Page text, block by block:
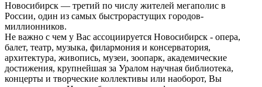
Новосибирск — третий по числу жителей мегаполис в
России, один из самых быстрорастущих городов-
миллионников.
Не важно с чем у Вас ассоциируется Новосибирск - опера,
балет, театр, музыка, филармония и консерватория,
архитектура, живопись, музеи, зоопарк, академические
достижения, крупнейшая за Уралом научная библиотека,
концерты и творческие коллективы или наоборот, Вы